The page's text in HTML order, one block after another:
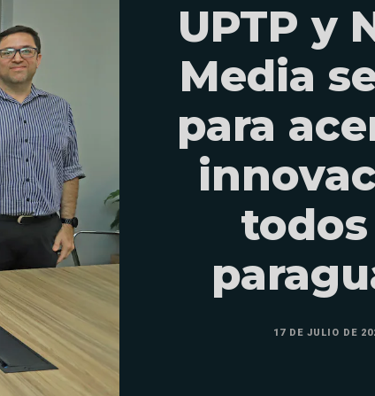
UPTP y
Media
para
17 DE JULIO DE